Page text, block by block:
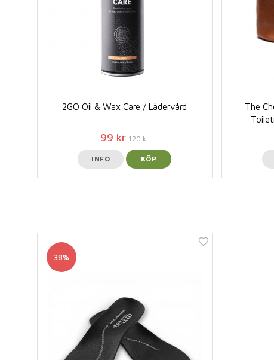
2GO Oil & Wax Care / Lädervård
99 kr 120 kr
INFO KÖP
The
38%